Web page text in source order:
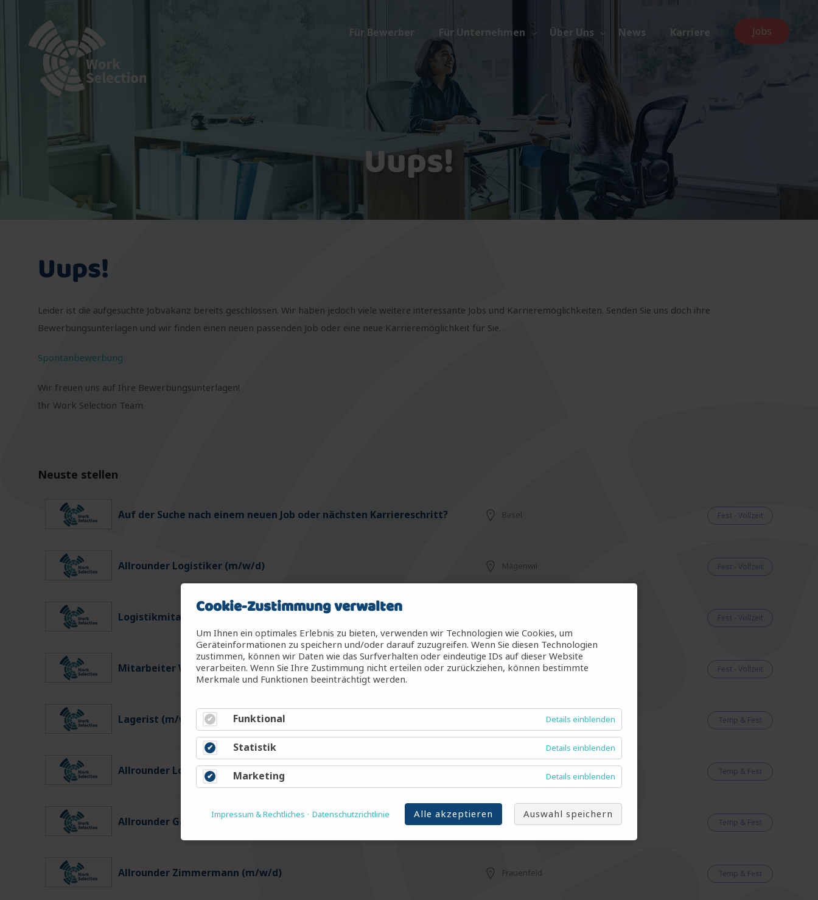
Jobs
Für Bewerber Für Unternehmen Über Uns News Karriere
Uups!
Uups!
Leider ist die aufgesuchte Jobvakanz bereits geschlossen. Wir haben jedoch viele weitere interessante Jobs und Karrieremöglichkeiten. Senden Sie uns doch ihre
Bewerbungsunterlagen und wir finden einen neuen passenden Job oder eine neue Karrieremöglichkeit für Sie.
Spontanbewerbung
Wir freuen uns auf Ihre Bewerbungsunterlagen!
Ihr Work Selection Team
Neuste stellen
Auf der Suche nach einem neuen Job oder nächsten Karriereschritt? Basel Fest - Vollzeit
Allrounder Logistiker (m/w/d) Mägenwil Fest - Vollzeit
Logistikmitarbeiter (m/w/d) Fest - Vollzeit
Mitarbeiter Warenein-/ausgang (m/w/d) Mägenwil Fest - Vollzeit
Lagerist (m/w/d) Temp & Fest
Allrounder Logistiker (m/w/d) Temp & Fest
Allrounder Gartenbau (m/w/d) Arbon Temp & Fest
Allrounder Zimmermann (m/w/d) Frauenfeld Temp & Fest
Cookie-Zustimmung verwalten
Um Ihnen ein optimales Erlebnis zu bieten, verwenden wir Technologien wie Cookies, um
Geräteinformationen zu speichern und/oder darauf zuzugreifen. Wenn Sie diesen Technologien
zustimmen, können wir Daten wie das Surfverhalten oder eindeutige IDs auf dieser Website
verarbeiten. Wenn Sie Ihre Zustimmung nicht erteilen oder zurückziehen, können bestimmte
Merkmale und Funktionen beeinträchtigt werden.
Funktional Details einblenden
Statistik Details einblenden
Marketing Details einblenden
Auswahl speichern
Alle akzeptieren
Impressum & Rechtliches Datenschutzrichtlinie